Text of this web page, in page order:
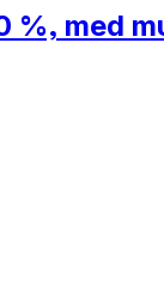
%, med